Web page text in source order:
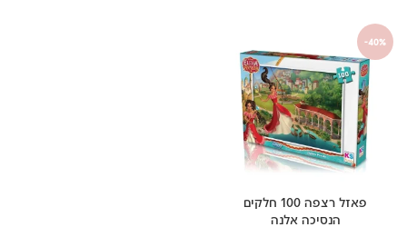
-40%
פאזל רצפה 100 חלקים
הנסיכה אלנה